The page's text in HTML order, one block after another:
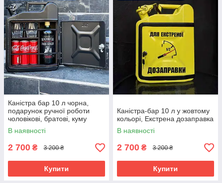
Каністра бар 10 л чорна,
подарунок ручної роботи
чоловікові, братові, куму
В наявності
2 700 ₴ 3 200 ₴
Купити
Каністра-бар 10 л у жовтому
кольорі, Екстрена дозаправка
В наявності
2 700 ₴ 3 200 ₴
Купити